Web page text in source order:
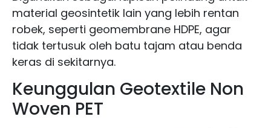
material geosintetik lain yang lebih rentan
robek, seperti geomembrane HDPE, agar
tidak tertusuk oleh batu tajam atau benda
keras di sekitarnya.
Keunggulan Geotextile Non
Woven PET